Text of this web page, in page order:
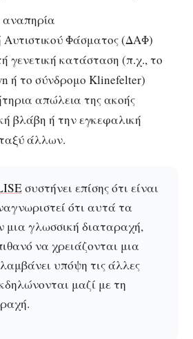
αναπηρία
Φάσματος (ΔΑΦ)
γενετική κατάσταση (π.χ., το
ή το σύνδρομο Klinefelter)
απώλεια της ακοής
βλάβη ή την εγκεφαλική
άλλων.
συστήνει επίσης ότι είναι
ότι αυτά τα
μια γλωσσική διαταραχή,
να χρειάζονται μια
υπόψη τις άλλες
μαζί με τη